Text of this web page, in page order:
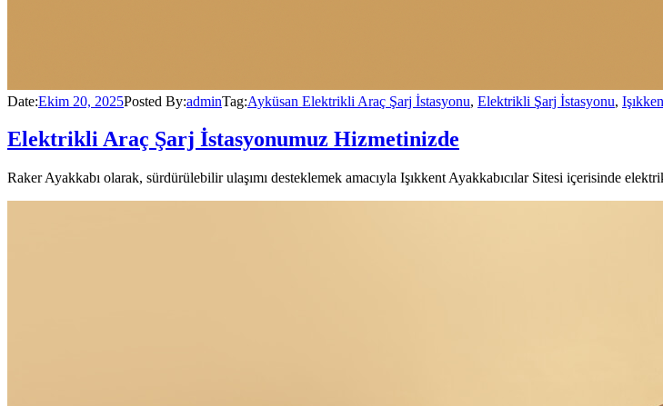
Date:Ekim 20, 2025Posted By:adminTag:Ayküsan Elektrikli Araç Şarj İstasyonu, Elektrikli Şarj İstasyonu,
Elektrikli Araç Şarj İstasyonumuz Hizmetinizde
Raker Ayakkabı olarak, sürdürülebilir ulaşımı desteklemek amacıyla Işıkkent Ayakkabıcılar Sitesi içerisinde